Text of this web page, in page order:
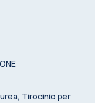
Tirocinio per